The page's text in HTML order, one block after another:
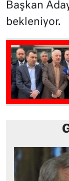
Başkan
bekleniyor.